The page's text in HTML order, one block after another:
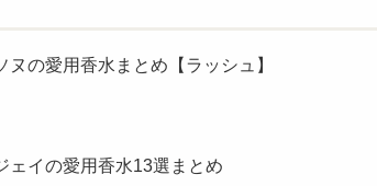
ヌの愛用香水まとめ【ラッシュ】
ェイの愛用香水13選まとめ